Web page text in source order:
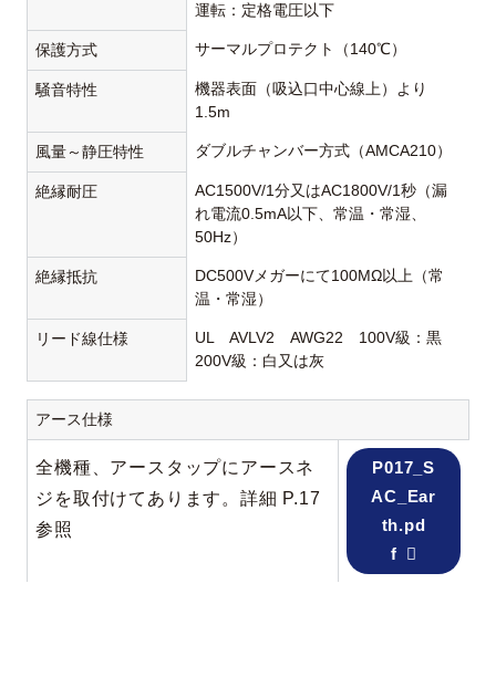
運転：定格電圧以下
保護方式 サーマルプロテクト（140℃）
騒音特性
機器表面（吸込口中心線上）より
1.5m
風量～静圧特性 ダブルチャンバー方式（AMCA210）
絶縁耐圧
AC1500V/1分又はAC1800V/1秒（漏
れ電流0.5mA以下、常温・常湿、
50Hz）
絶縁抵抗
DC500Vメガーにて100MΩ以上（常
温・常湿）
リード線仕様
UL AVLV2 AWG22 100V級：黒
200V級：白又は灰
アース仕様
全機種、アースタップにアースネ
ジを取付けてあります。詳細 P.17
参照
P017_S
AC_Ear
th.pd
f